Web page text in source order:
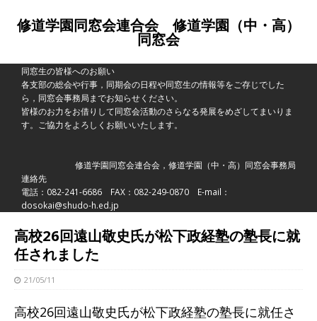
修道学園同窓会連合会 修道学園（中・高）
同窓会
同窓生の皆様へのお願い
各支部の総会や行事，同期会の日程や同窓生の情報等をご存じでした
ら，同窓会事務局までお知らせください。
皆様のお力をお借りして同窓会活動のさらなる発展をめざしてまいりま
す。ご協力をよろしくお願いいたします。
修道学園同窓会連合会，修道学園（中・高）同窓会事務局
連絡先
電話：082-241-6686 FAX：082-249-0870 E-mail：
dosokai@shudo-h.ed.jp
高校26回遠山敬史氏が松下政経塾の塾長に就
任されました
21/05/11
高校26回遠山敬史氏が松下政経塾の塾長に就任さ